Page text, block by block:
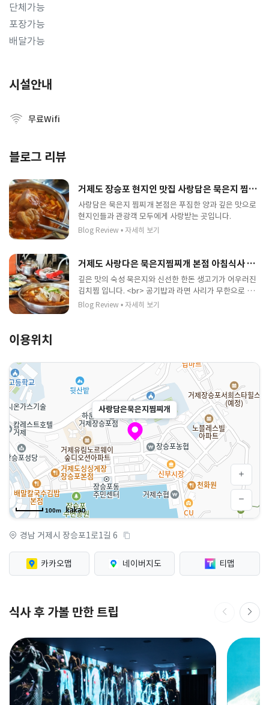
단체가능
포장가능
배달가능
시설안내
무료Wifi
블로그 리뷰
거제도 장승포 현지인 맛집 사랑담은 묵은지 찜찌개
사랑담은 묵은지 찜찌개 본점은 푸짐한 양과 깊은 맛으로
현지인들과 관광객 모두에게 사랑받는 곳입니다.
Blog Review • 자세히 보기
거제도 사랑다은 묵은지찜찌개 본점 아침식사 혼밥 장승포 수변공원 김치찌개 맛집
깊은 맛의 숙성 묵은지와 신선한 한돈 생고기가 어우러진
김치찜 입니다. <br> 공기밥과 라면 사리가 무한으로 제
공되어 든든하게 식사하기 좋으며, 정성 담긴 집밥 느낌을
Blog Review • 자세히 보기
이용위치
사랑담은묵은지찜찌개
100m
경남 거제시 장승포1로1길 6
카카오맵 네이버지도 티맵
식사 후 가볼 만한 트립